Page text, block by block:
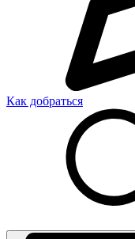
Как добраться